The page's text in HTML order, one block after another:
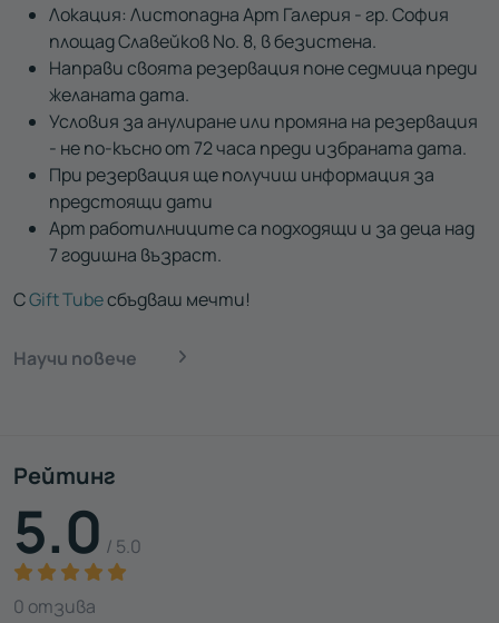
Локация: Листопадна Арт Галерия - гр. София
площад Славейков No. 8, в безистена.
Направи своята резервация поне седмица преди
желаната дата.
Условия за анулиране или промяна на резервация
- не по-късно от 72 часа преди избраната дата.
При резервация ще получиш информация за
предстоящи дати
Арт работилниците са подходящи и за деца над
7 годишна възраст.
СGift Tubeсбъдваш мечти!
Научи повече
Рейтинг
5.0 / 5.0
0 отзива